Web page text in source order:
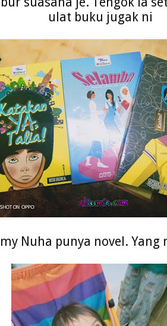
ulat buku jugak ni
Nuha punya novel. Yang